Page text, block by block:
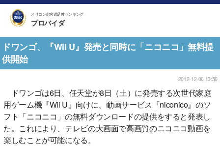
オリコン顧客満足度ランキング
プロバイダ
ドワンゴ、『Wii U』発売と同時に「ニコニコ」無料提
供開始
2012-12-06 13:56
ドワンゴは6日、任天堂が8日（土）に発売する次世代家庭
用ゲーム機『Wii U』向けに、動画サービス『niconico』のソ
フト「ニコニコ」の無料ダウンロードの提供をすると発表し
た。これにより、テレビの大画面で高画質のニコニコ動画を
楽しむことが可能になる。